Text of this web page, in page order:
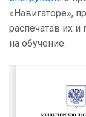
«Навигаторе»,
распечатав их
на обучение.